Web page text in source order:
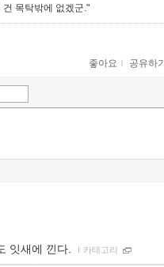
목탁밖에 없겠군."
좋아요 ｌ 공유하기
잇새에 낀다. ｌ 카테고리